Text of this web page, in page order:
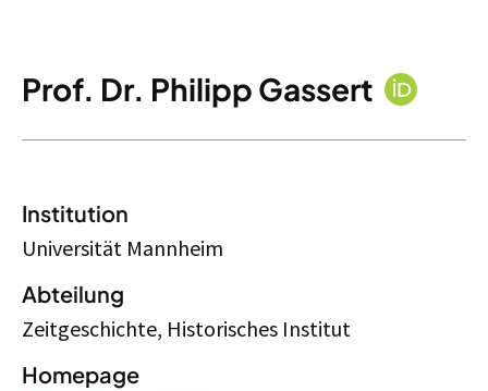
Prof. Dr. Philipp Gassert
Institution
Universität Mannheim
Abteilung
Zeitgeschichte, Historisches Institut
Homepage